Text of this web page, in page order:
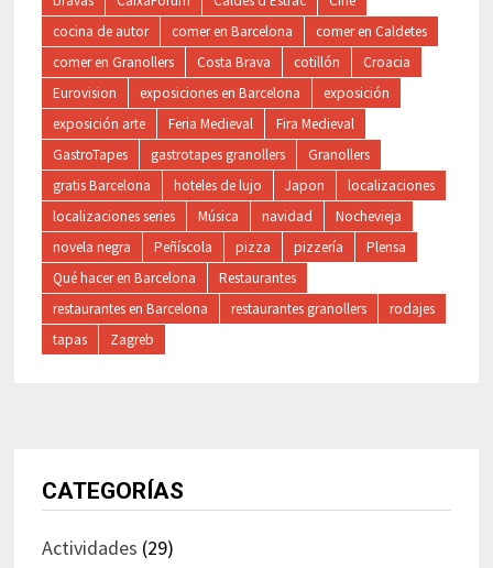
cocina de autor
comer en Barcelona
comer en Caldetes
comer en Granollers
Costa Brava cotillón
Croacia
Eurovision
exposiciones en Barcelona
exposición
exposición arte
Feria Medieval
Fira Medieval
GastroTapes
gastrotapes granollers
Granollers
gratis Barcelona
hoteles de lujo Japon
localizaciones
localizaciones series
Música navidad
Nochevieja
novela negra
Peñíscola pizza pizzería
Plensa
Qué hacer en Barcelona
Restaurantes
restaurantes en Barcelona
restaurantes granollers
rodajes
tapas
Zagreb
CATEGORÍAS
Actividades (29)